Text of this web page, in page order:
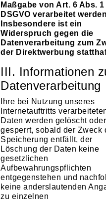
Maßgabe von Art. 6 Abs.
DSGVO verarbeitet
Insbesondere ist ein
Widerspruch gegen die
Datenverarbeitung zum
der Direktwerbung
III. Informationen
Datenverarbeitung
Ihre bei Nutzung unseres
Internetauftritts
Daten werden gelöscht oder
gesperrt, sobald der Zweck
Speicherung entfällt, der
Löschung der Daten keine
gesetzlichen
Aufbewahrungspflichten
entgegenstehen und
keine anderslautenden
zu einzelnen